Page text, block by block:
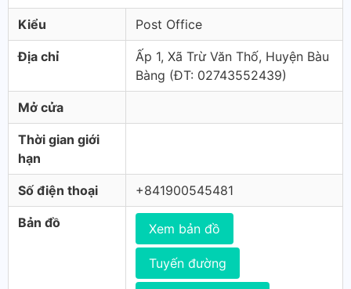
Kiểu Post Office
Địa chỉ
Ấp 1, Xã Trừ Văn Thố, Huyện Bàu
Bàng (ÐT: 02743552439)
Mở cửa
Thời gian giới
hạn
Số điện thoại +841900545481
Bản đồ Xem bản đồ
Tuyến đường